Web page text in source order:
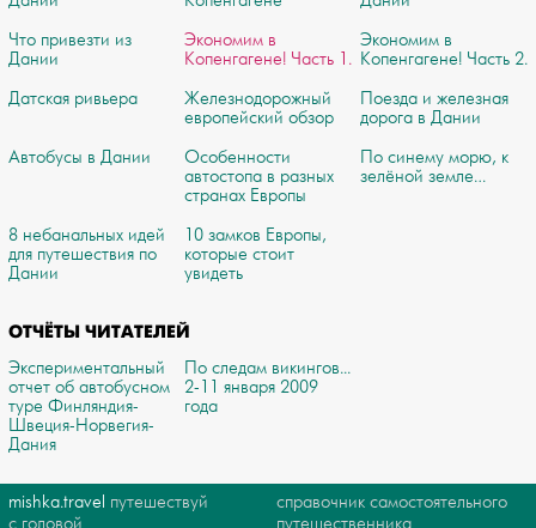
Что привезти из
Дании
Экономим в
Копенгагене! Часть 1.
Экономим в
Копенгагене! Часть 2.
Датская ривьера
Железнодорожный
европейский обзор
Поезда и железная
дорога в Дании
Автобусы в Дании
Особенности
автостопа в разных
странах Европы
По синему морю, к
зелёной земле…
8 небанальных идей
для путешествия по
Дании
10 замков Европы,
которые стоит
увидеть
ОТЧЁТЫ ЧИТАТЕЛЕЙ
Экспериментальный
отчет об автобусном
туре Финляндия-
Швеция-Норвегия-
Дания
По следам викингов...
2-11 января 2009
года
mishka.travel путешествуй
справочник самостоятельного